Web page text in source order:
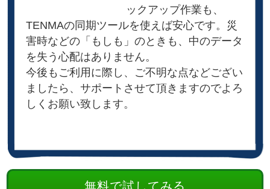
ックアップ作業も、
TENMAの同期ツールを使えば安心です。災
害時などの「もしも」のときも、中のデータ
を失う心配はありません。
今後もご利用に際し、ご不明な点などござい
ましたら、サポートさせて頂きますのでよろ
しくお願い致します。
無料で試してみる